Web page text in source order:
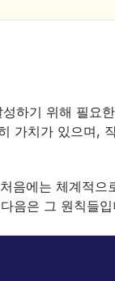
하기 위해 필요
가치가 있으며,
음에는 체계적으
음은 그 원칙들입